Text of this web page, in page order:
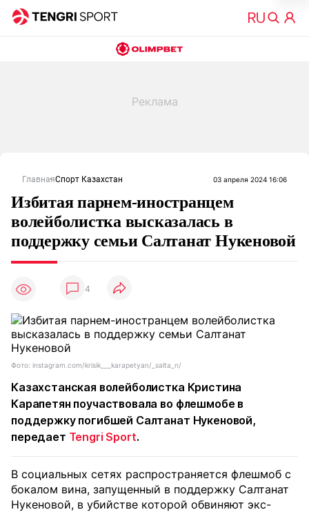
ГлавнаяСпорт Казахстан 03 апреля 2024 16:06
Избитая парнем-иностранцем
волейболистка высказалась в
поддержку семьи Салтанат Нукеновой
4
Фото: instagram.com/krisik___karapetyan/_salta_n/
Казахстанская волейболистка Кристина
Карапетян поучаствовала во флешмобе в
поддержку погибшей Салтанат Нукеновой,
передает Tengri Sport.
В социальных сетях распространяется флешмоб с
бокалом вина, запущенный в поддержку Салтанат
Нукеновой, в убийстве которой обвиняют экс-